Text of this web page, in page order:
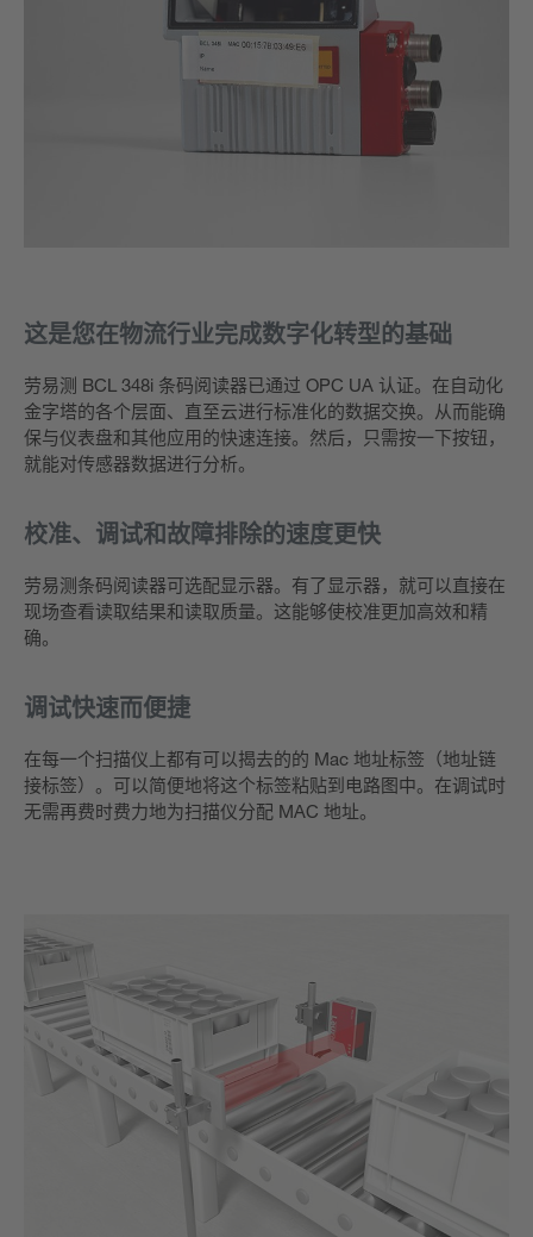
这是您在物流行业完成数字化转型的基础
劳易测 BCL 348i 条码阅读器已通过 OPC UA 认证。在自动化
金字塔的各个层面、直至云进行标准化的数据交换。从而能确
保与仪表盘和其他应用的快速连接。然后，只需按一下按钮，
就能对传感器数据进行分析。
校准、调试和故障排除的速度更快
劳易测条码阅读器可选配显示器。有了显示器，就可以直接在
现场查看读取结果和读取质量。这能够使校准更加高效和精
确。
调试快速而便捷
在每一个扫描仪上都有可以揭去的的 Mac 地址标签（地址链
接标签）。可以简便地将这个标签粘贴到电路图中。在调试时
无需再费时费力地为扫描仪分配 MAC 地址。